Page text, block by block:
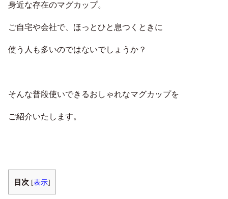
身近な存在のマグカップ。
ご自宅や会社で、ほっとひと息つくときに
使う人も多いのではないでしょうか？
そんな普段使いできるおしゃれなマグカップを
ご紹介いたします。
目次 [表示]